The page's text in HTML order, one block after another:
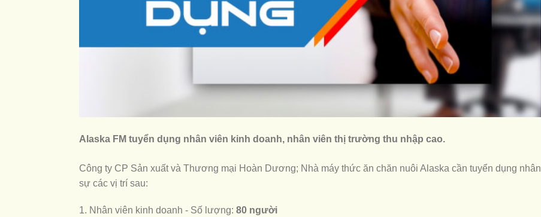
Alaska FM tuyển dụng nhân viên kinh doanh, nhân viên thị trường thu nhập cao.
Công ty CP Sản xuất và Thương mại Hoàn Dương; Nhà máy thức ăn chăn nuôi Alaska cần tuyển dụng nhân
sự các vị trí sau:
1. Nhân viên kinh doanh - Số lượng: 80 người